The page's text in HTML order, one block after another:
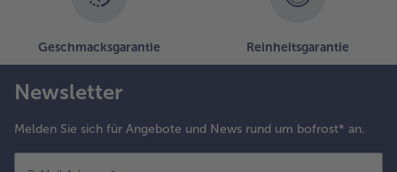
Geschmacksgarantie Reinheitsgarantie
Newsletter
Melden Sie sich für Angebote und News rund um bofrost* an.